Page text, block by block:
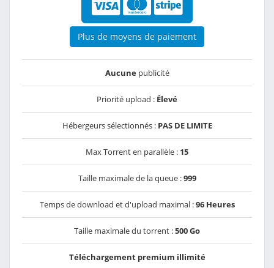
Plus de moyens de paiement
Aucunepublicité
Priorité upload : Élevé
Hébergeurs sélectionnés : PAS DE LIMITE
Max Torrent en parallèle : 15
Taille maximale de la queue :999
Temps de download et d'upload maximal :96 Heures
Taille maximale du torrent :500 Go
Téléchargement premium illimité